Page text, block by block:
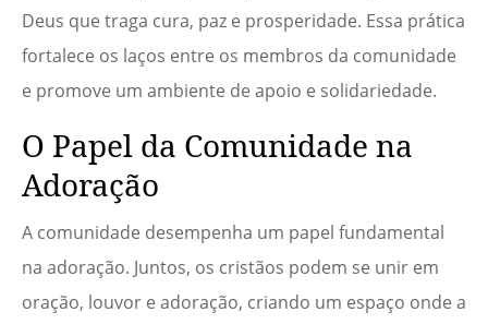
Deus que traga cura, paz e prosperidade. Essa prática
fortalece os laços entre os membros da comunidade
e promove um ambiente de apoio e solidariedade.
O Papel da Comunidade na
Adoração
A comunidade desempenha um papel fundamental
na adoração. Juntos, os cristãos podem se unir em
oração, louvor e adoração, criando um espaço onde a